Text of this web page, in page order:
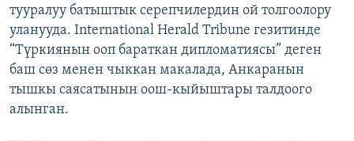
тууралуу батыштык серепчилердин ой толгоолору
уланууда. International Herald Tribune гезитинде
“Түркиянын ооп бараткан дипломатиясы” деген
баш сөз менен чыккан макалада, Анкаранын
тышкы саясатынын оош-кыйыштары талдоого
алынган.